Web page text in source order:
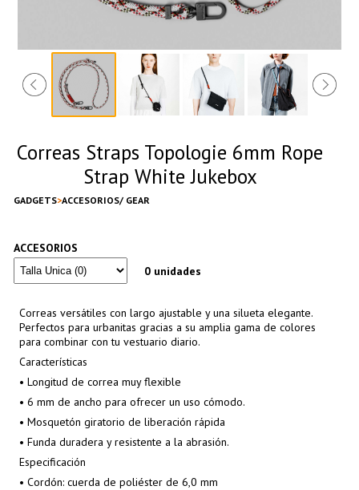
Correas Straps Topologie 6mm Rope
Strap White Jukebox
GADGETS ACCESORIOS/ GEAR
ACCESORIOS
0 unidades
Correas versátiles con largo ajustable y una silueta elegante.
Perfectos para urbanitas gracias a su amplia gama de colores
para combinar con tu vestuario diario.
Características
• Longitud de correa muy flexible
• 6 mm de ancho para ofrecer un uso cómodo.
• Mosquetón giratorio de liberación rápida
• Funda duradera y resistente a la abrasión.
Especificación
• Cordón: cuerda de poliéster de 6,0 mm